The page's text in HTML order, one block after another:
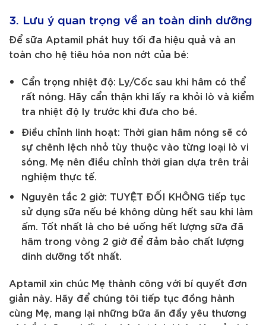
3. Lưu ý quan trọng về an toàn dinh dưỡng
Để sữa Aptamil phát huy tối đa hiệu quả và an
toàn cho hệ tiêu hóa non nớt của bé:
Cẩn trọng nhiệt độ: Ly/Cốc sau khi hâm có thể
rất nóng. Hãy cẩn thận khi lấy ra khỏi lò và kiểm
tra nhiệt độ ly trước khi đưa cho bé.
Điều chỉnh linh hoạt: Thời gian hâm nóng sẽ có
sự chênh lệch nhỏ tùy thuộc vào từng loại lò vi
sóng. Mẹ nên điều chỉnh thời gian dựa trên trải
nghiệm thực tế.
Nguyên tắc 2 giờ: TUYỆT ĐỐI KHÔNG tiếp tục
sử dụng sữa nếu bé không dùng hết sau khi làm
ấm. Tốt nhất là cho bé uống hết lượng sữa đã
hâm trong vòng 2 giờ để đảm bảo chất lượng
dinh dưỡng tốt nhất.
Aptamil xin chúc Mẹ thành công với bí quyết đơn
giản này. Hãy để chúng tôi tiếp tục đồng hành
cùng Mẹ, mang lại những bữa ăn đầy yêu thương